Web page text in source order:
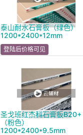
泰山耐水石膏板（绿色）
1200*2400*12mm
登陆后价格可见
圣戈班红杰科石膏板B20+
（粉色）
1200*2400*9.5mm